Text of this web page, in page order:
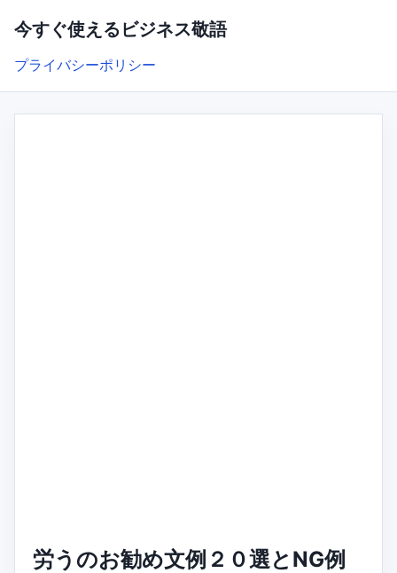
今すぐ使えるビジネス敬語
プライバシーポリシー
労うのお勧め文例２０選とNG例